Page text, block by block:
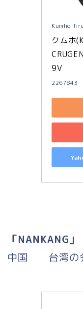
Kumho Tire
クムホ
9V
2267843
「NANKANG」
中国 台湾の